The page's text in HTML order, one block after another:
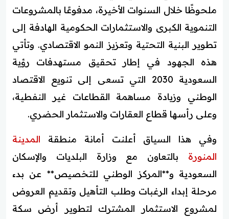
ملحوظًا خلال السنوات الأخيرة، مدفوعًا بالمشروعات
التنموية الكبرى والاستثمارات الحكومية الهادفة إلى
تطوير البنية التحتية وتعزيز النمو الاقتصادي. وتأتي
هذه الجهود في إطار تحقيق مستهدفات رؤية
السعودية 2030 التي تسعى إلى تنويع الاقتصاد
الوطني وزيادة مساهمة القطاعات غير النفطية،
وعلى رأسها قطاع العقارات والاستثمار الحضري.
وفي هذا السياق أعلنت أمانة منطقة المدينة
المنورة بالتعاون مع وزارة البلديات والإسكان
السعودية و**المركز الوطني للتخصيص** عن بدء
مرحلة إبداء الرغبات وطلب التأهيل وتقديم العروض
لمشروع الاستثمار المشترك لتطوير أرض سكة